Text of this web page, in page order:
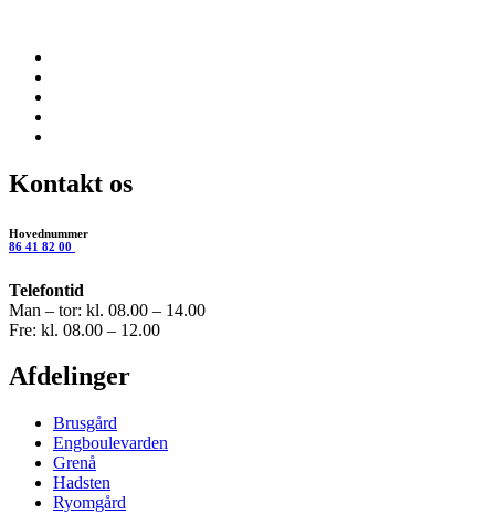
Kontakt os
Hovednummer
86 41 82 00
Telefontid
Man – tor: kl. 08.00 – 14.00
Fre: kl. 08.00 – 12.00
Afdelinger
Brusgård
Engboulevarden
Grenå
Hadsten
Ryomgård